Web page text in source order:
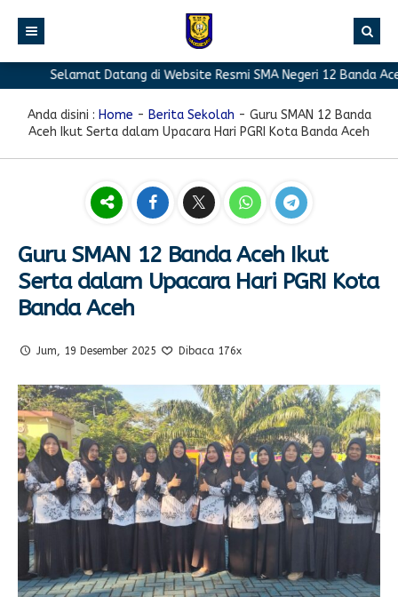
BERANDA
PROFIL
Akreditasi
Struktur Organisasi
Sekolah
Komite
Osis
Berita Sekolah
Artikel
Blog Guru
Pengumuman
Agenda
Ekstrakurikuler
Pramuka
PMR
Klub Bahasa
Design Grafis
Ekonomi Kreatif
FASILITAS
GALERI
FOTO
VIDEO
PPDB
DOWNLOAD
TAUTAN
E-LEARNING
ABSENSI
Absensi Guru
Selamat Datang di Website Resmi SMA Negeri 12 Banda Aceh
Anda disini : Home - Berita Sekolah - Guru SMAN 12 Banda
Aceh Ikut Serta dalam Upacara Hari PGRI Kota Banda Aceh
Guru SMAN 12 Banda Aceh Ikut
Serta dalam Upacara Hari PGRI Kota
Banda Aceh
Jum, 19 Desember 2025 Dibaca 176x